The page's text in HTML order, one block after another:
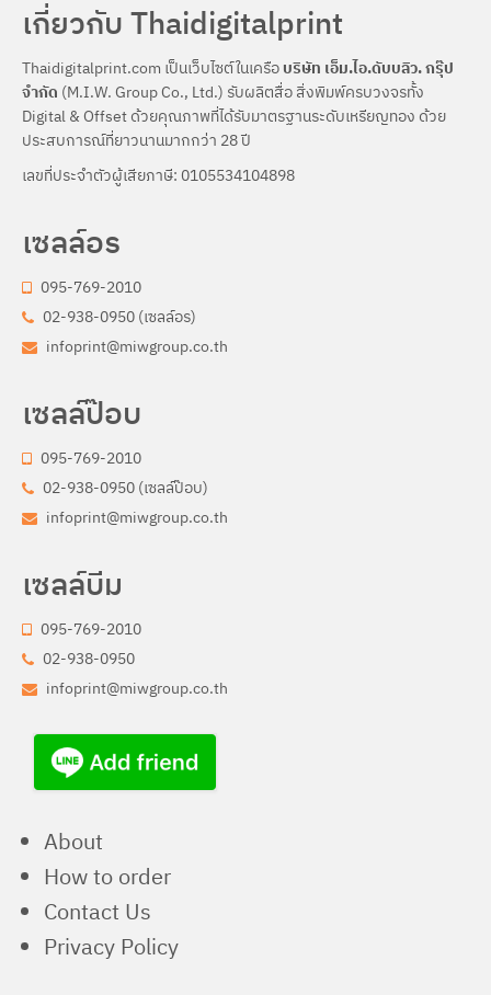
เกี่ยวกับ Thaidigitalprint
Thaidigitalprint.com เป็นเว็บไซต์ในเครือ บริษัท เอ็ม.ไอ.ดับบลิว. กรุ๊ป
จำกัด (M.I.W. Group Co., Ltd.) รับผลิตสื่อ สิ่งพิมพ์ครบวงจรทั้ง
Digital & Offset ด้วยคุณภาพที่ได้รับมาตรฐานระดับเหรียญทอง ด้วย
ประสบการณ์ที่ยาวนานมากกว่า 28 ปี
เลขที่ประจำตัวผู้เสียภาษี: 0105534104898
เซลล์อร
095-769-2010
02-938-0950 (เซลล์อร)
infoprint@miwgroup.co.th
เซลล์ป๊อบ
095-769-2010
02-938-0950 (เซลล์ป๊อบ)
infoprint@miwgroup.co.th
เซลล์บีม
095-769-2010
02-938-0950
infoprint@miwgroup.co.th
About
How to order
Contact Us
Privacy Policy